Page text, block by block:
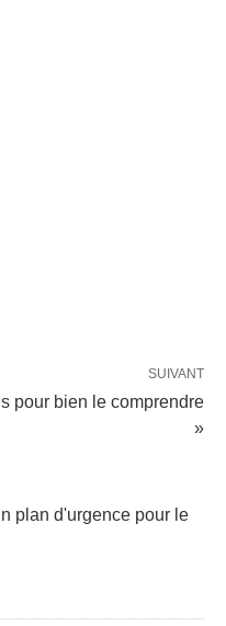
SUIVANT
pour bien le comprendre
»
plan d'urgence pour le